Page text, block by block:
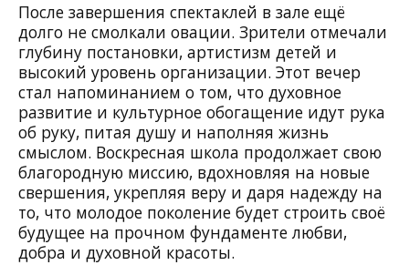
После завершения спектаклей в зале ещё
долго не смолкали овации. Зрители отмечали
глубину постановки, артистизм детей и
высокий уровень организации. Этот вечер
стал напоминанием о том, что духовное
развитие и культурное обогащение идут рука
об руку, питая душу и наполняя жизнь
смыслом. Воскресная школа продолжает свою
благородную миссию, вдохновляя на новые
свершения, укрепляя веру и даря надежду на
то, что молодое поколение будет строить своё
будущее на прочном фундаменте любви,
добра и духовной красоты.